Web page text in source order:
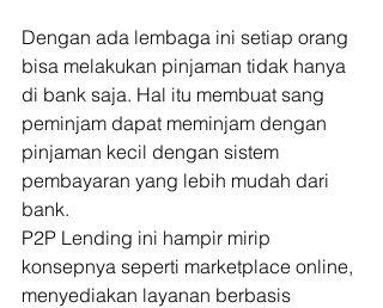
Dengan ada lembaga ini setiap orang
bisa melakukan pinjaman tidak hanya
di bank saja. Hal itu membuat sang
peminjam dapat meminjam dengan
pinjaman kecil dengan sistem
pembayaran yang lebih mudah dari
bank.
P2P Lending ini hampir mirip
konsepnya seperti marketplace online,
menyediakan layanan berbasis